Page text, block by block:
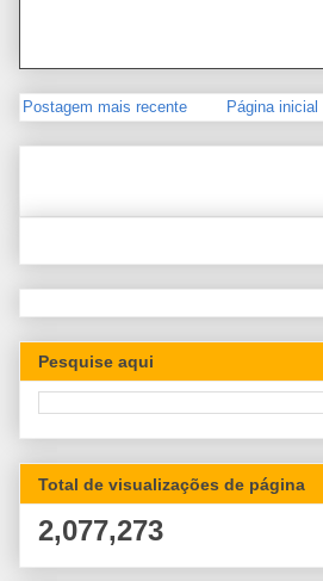
Postagem mais recente Página inicial
Pesquise aqui
Total de visualizações de página
2,077,273